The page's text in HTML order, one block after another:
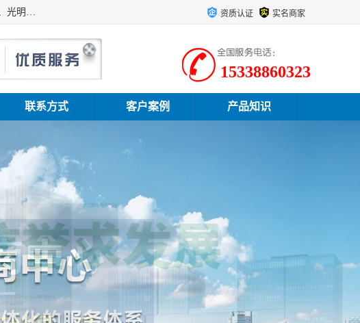
深圳鑫企通投资发展有限公司主营业务：宝安写字楼出租、车公庙写字楼出租、福田写字楼出租、福田中心区写字楼出租、光明写字楼出租、后海写字楼出租、科技园写字楼出租、南山写字楼出租等。公司专注为写字楼提供整体解决方案的化服务，依托于长期的写字楼线下运营经验和积累，以及丰富的互联网从业经验，拥有完善的服务架构体系、丰富的行业经验、与充分的销售资源。 资质认证 实名商家
15338860323
联系方式 客户案例 产品知识